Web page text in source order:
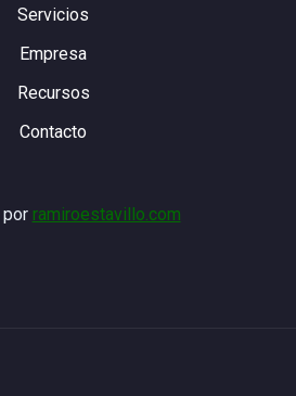
Servicios
Empresa
Recursos
Contacto
por ramiroestavillo.com